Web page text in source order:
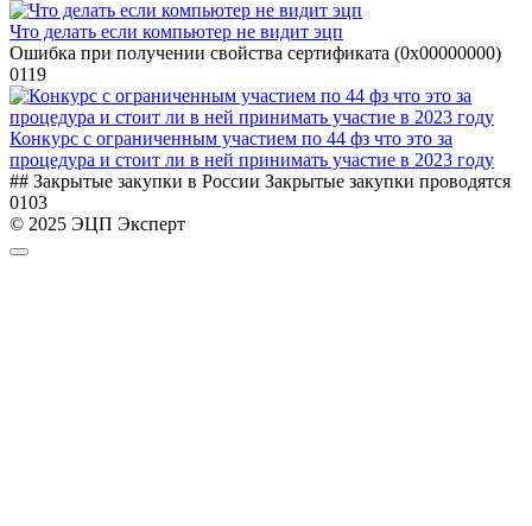
Что делать если компьютер не видит эцп
Ошибка при получении свойства сертификата (0x00000000)
0119
Конкурс с ограниченным участием по 44 фз что это за
процедура и стоит ли в ней принимать участие в 2023 году
## Закрытые закупки в России Закрытые закупки проводятся
0103
© 2025 ЭЦП Эксперт